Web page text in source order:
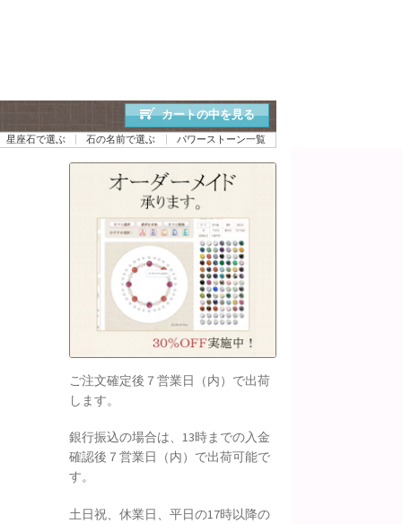
カートの中を見る
星座石で選ぶ 石の名前で選ぶ パワーストーン一覧
ご注文確定後７営業日（内）で出荷
します。
銀行振込の場合は、13時までの入金
確認後７営業日（内）で出荷可能で
す。
土日祝、休業日、平日の17時以降の